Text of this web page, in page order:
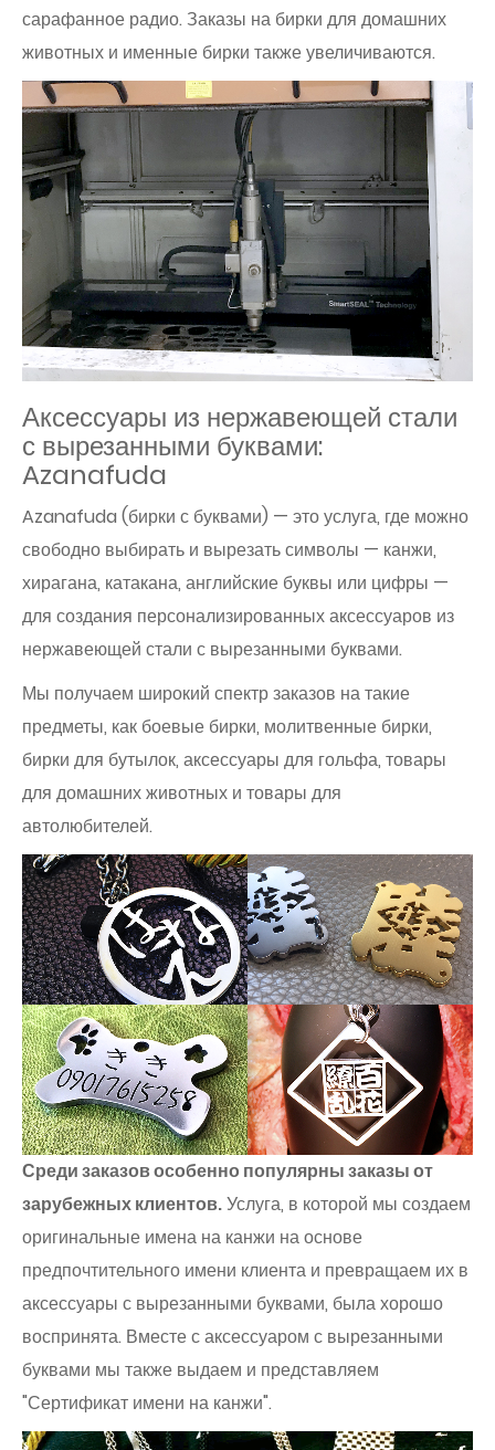
сарафанное радио. Заказы на бирки для домашних
животных и именные бирки также увеличиваются.
Аксессуары из нержавеющей стали
с вырезанными буквами:
Azanafuda
Azanafuda (бирки с буквами) — это услуга, где можно
свободно выбирать и вырезать символы — канжи,
хирагана, катакана, английские буквы или цифры —
для создания персонализированных аксессуаров из
нержавеющей стали с вырезанными буквами.
Мы получаем широкий спектр заказов на такие
предметы, как боевые бирки, молитвенные бирки,
бирки для бутылок, аксессуары для гольфа, товары
для домашних животных и товары для
автолюбителей.
Среди заказов особенно популярны заказы от
зарубежных клиентов.Услуга, в которой мы создаем
оригинальные имена на канжи на основе
предпочтительного имени клиента и превращаем их в
аксессуары с вырезанными буквами, была хорошо
воспринята. Вместе с аксессуаром с вырезанными
буквами мы также выдаем и представляем
"Сертификат имени на канжи".